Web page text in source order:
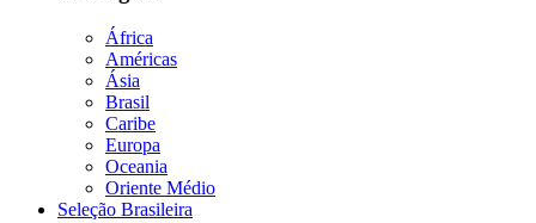
África
Américas
Ásia
Brasil
Caribe
Europa
Oceania
Oriente Médio
Seleção Brasileira